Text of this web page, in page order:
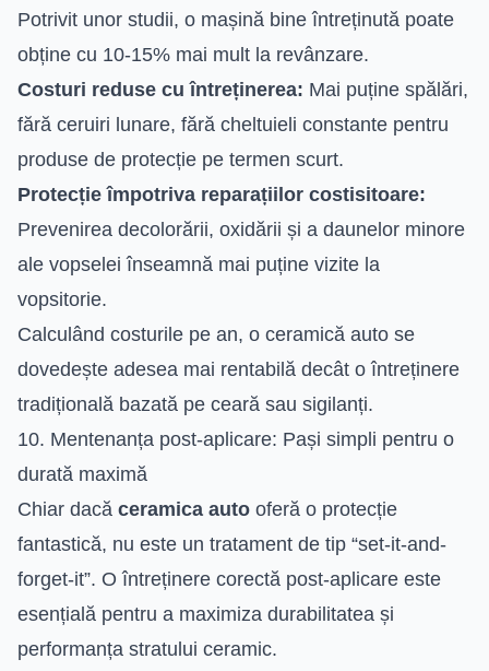
Potrivit unor studii, o mașină bine întreținută poate
obține cu 10-15% mai mult la revânzare.
Costuri reduse cu întreținerea: Mai puține spălări,
fără ceruiri lunare, fără cheltuieli constante pentru
produse de protecție pe termen scurt.
Protecție împotriva reparațiilor costisitoare:
Prevenirea decolorării, oxidării și a daunelor minore
ale vopselei înseamnă mai puține vizite la
vopsitorie.
Calculând costurile pe an, o ceramică auto se
dovedește adesea mai rentabilă decât o întreținere
tradițională bazată pe ceară sau sigilanți.
10. Mentenanța post-aplicare: Pași simpli pentru o
durată maximă
Chiar dacă ceramica auto oferă o protecție
fantastică, nu este un tratament de tip “set-it-and-
forget-it”. O întreținere corectă post-aplicare este
esențială pentru a maximiza durabilitatea și
performanța stratului ceramic.